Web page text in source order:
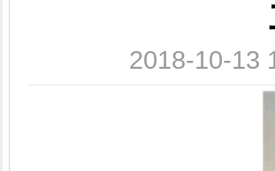
2018-10-